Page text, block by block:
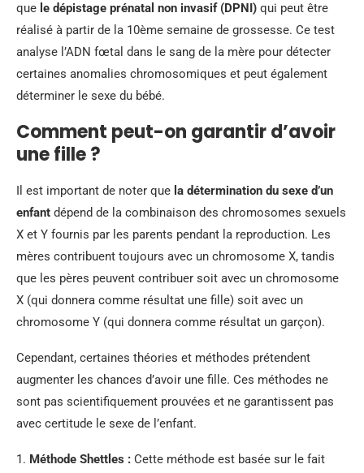
que le dépistage prénatal non invasif (DPNI) qui peut être
réalisé à partir de la 10ème semaine de grossesse. Ce test
analyse l’ADN fœtal dans le sang de la mère pour détecter
certaines anomalies chromosomiques et peut également
déterminer le sexe du bébé.
Comment peut-on garantir d’avoir
une fille ?
Il est important de noter que la détermination du sexe d’un
enfant dépend de la combinaison des chromosomes sexuels
X et Y fournis par les parents pendant la reproduction. Les
mères contribuent toujours avec un chromosome X, tandis
que les pères peuvent contribuer soit avec un chromosome
X (qui donnera comme résultat une fille) soit avec un
chromosome Y (qui donnera comme résultat un garçon).
Cependant, certaines théories et méthodes prétendent
augmenter les chances d’avoir une fille. Ces méthodes ne
sont pas scientifiquement prouvées et ne garantissent pas
avec certitude le sexe de l’enfant.
1. Méthode Shettles : Cette méthode est basée sur le fait